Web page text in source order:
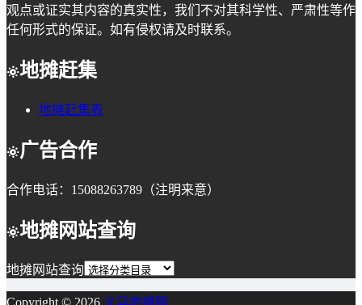
观点或证实其内容的真实性，我们不对其科学性、严肃性等作
任何形式的保证。如有侵权请及时联系。
地摊赶集
地摊赶集表
广告合作
合作电话：15088263789（注明来意）
地摊网站查询
地摊网站查询
Copyright © 2026 义乌地摊网